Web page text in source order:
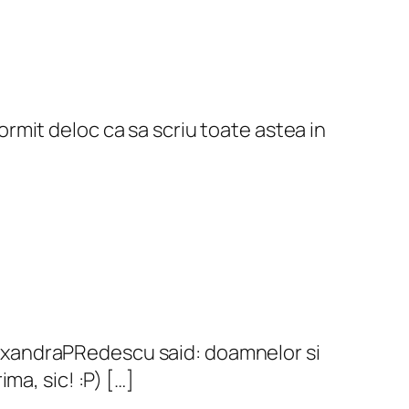
deloc ca sa scriu toate astea in
said: doamnelor si
sic! :P) […]